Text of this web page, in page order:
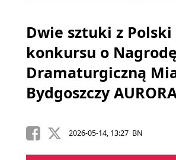
Dwie sztuki z
konkursu o Nagrodę
Dramaturgiczną
Bydgoszczy
2026-05-14, 13:27 BN